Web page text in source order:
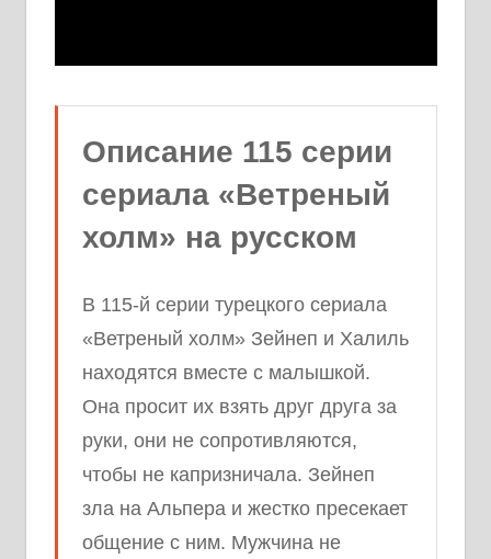
Описание 115 серии
сериала «Ветреный
холм» на русском
В 115-й серии турецкого сериала
«Ветреный холм» Зейнеп и Халиль
находятся вместе с малышкой.
Она просит их взять друг друга за
руки, они не сопротивляются,
чтобы не капризничала. Зейнеп
зла на Альпера и жестко пресекает
общение с ним. Мужчина не